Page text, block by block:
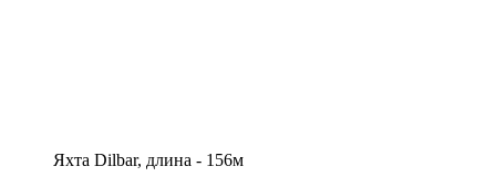
Яхта Dilbar, длина - 156м